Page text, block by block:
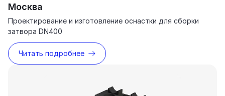
Москва
Проектирование и изготовление оснастки для сборки
затвора DN400
Читать подробнее